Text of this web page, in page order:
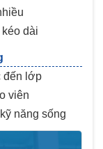
dài
đến lớp
viên
năng sống